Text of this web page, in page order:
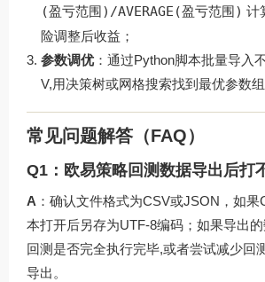
(盈亏范围)/AVERAGE(盈亏范围) 计
险调整后收益；
参数调优：通过Python脚本批量导入
V,用决策树或网格搜索找到最优参数组
常见问题解答（FAQ）
Q1：欧易策略回测数据导出后打
A ：确认文件格式为CSV或JSON，如
本打开后另存为UTF-8编码；如果导出
回测是否完全执行完毕,或者尝试减少回
导出。